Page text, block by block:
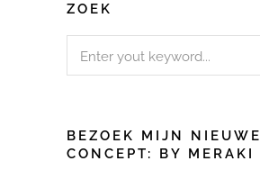
ZOEK
BEZOEK MIJN NIEUWE
CONCEPT: BY MERAKI